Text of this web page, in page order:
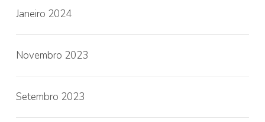
Janeiro 2024
Novembro 2023
Setembro 2023